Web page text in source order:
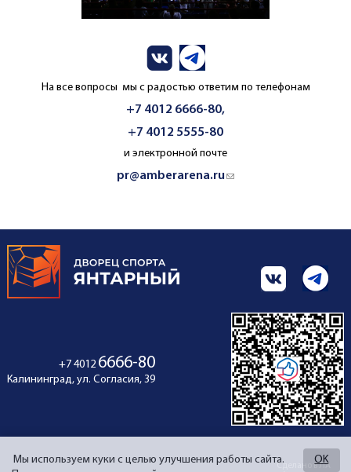
На все вопросы мы с радостью ответим по телефонам
+7 4012 6666-80,
+7 4012 5555-80
и электронной почте
pr@amberarena.ru(link sends e-mail)
+7 4012 6666-80
Калининград, ул. Согласия, 39
Сделано в ЛА
Мы используем куки с целью улучшения работы сайта.
OK